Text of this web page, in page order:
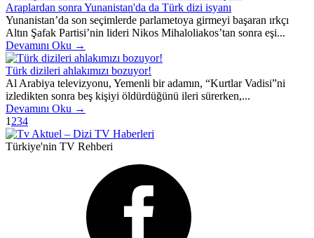
Araplardan sonra Yunanistan'da da Türk dizi isyanı
Yunanistan’da son seçimlerde parlametoya girmeyi başaran ırkçı
Altın Şafak Partisi’nin lideri Nikos Mihaloliakos’tan sonra eşi...
Devamını Oku →
Türk dizileri ahlakımızı bozuyor!
Al Arabiya televizyonu, Yemenli bir adamın, “Kurtlar Vadisi”ni
izledikten sonra beş kişiyi öldürdüğünü ileri sürerken,...
Devamını Oku →
1 234
Türkiye'nin TV Rehberi